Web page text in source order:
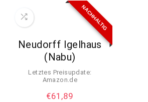
NACHHALTIG
Neudorff Igelhaus
(Nabu)
Letztes Preisupdate:
Amazon.de
€61,89